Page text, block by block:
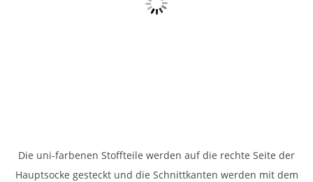
Die uni-farbenen Stoffteile werden auf die rechte Seite der
Hauptsocke gesteckt und die Schnittkanten werden mit dem